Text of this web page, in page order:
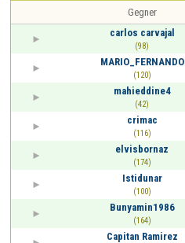
Gegner
carlos carvajal
(98)
MARIO_FERNANDO
(120)
mahieddine4
(42)
crimac
(116)
elvisbornaz
(174)
Istidunar
(100)
Bunyamin1986
(164)
Capitan Ramirez